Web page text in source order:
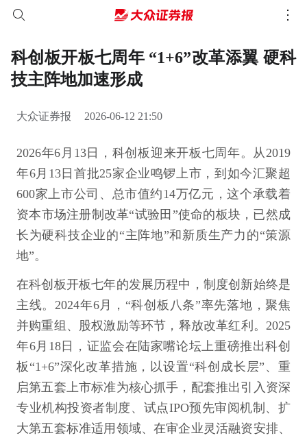
科创板开板七周年 “1+6”改革添翼 硬科
技主阵地加速形成
大众证券报 2026-06-12 21:50
2026年6月13日，科创板迎来开板七周年。从2019
年6月13日首批25家企业鸣锣上市，到如今汇聚超
600家上市公司、总市值约14万亿元，这个承载着
资本市场注册制改革“试验田”使命的板块，已然成
长为硬科技企业的“主阵地”和新质生产力的“策源
地”。
在科创板开板七年的发展历程中，制度创新始终是
主线。2024年6月，“科创板八条”率先落地，聚焦
并购重组、股权激励等环节，释放改革红利。2025
年6月18日，证监会在陆家嘴论坛上重磅推出科创
板“1+6”深化改革措施，以设置“科创成长层”、重
启第五套上市标准为核心抓手，配套推出引入资深
专业机构投资者制度、试点IPO预先审阅机制、扩
大第五套标准适用领域、在审企业灵活融资安排、